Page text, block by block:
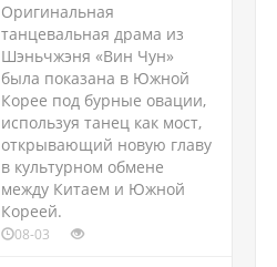
Оригинальная
танцевальная драма из
Шэньчжэня «Вин Чун»
была показана в Южной
Корее под бурные овации,
используя танец как мост,
открывающий новую главу
в культурном обмене
между Китаем и Южной
Кореей.
08-03